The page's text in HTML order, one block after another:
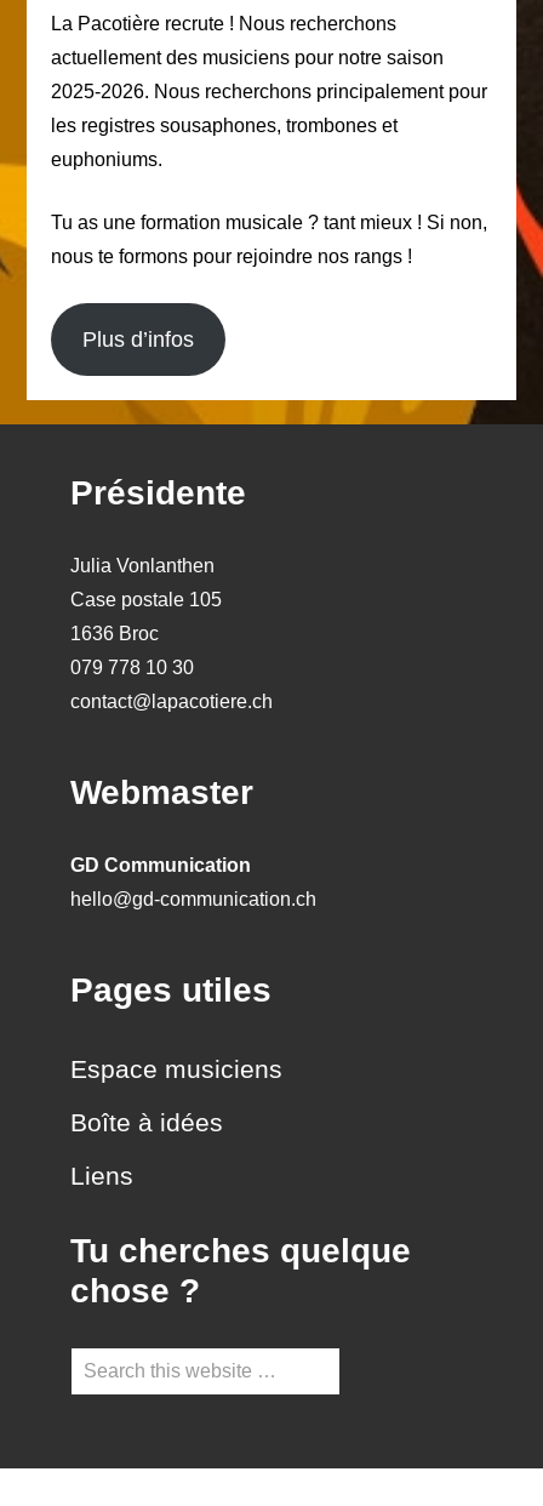
La Pacotière recrute ! Nous recherchons
actuellement des musiciens pour notre saison
2025-2026. Nous recherchons principalement pour
les registres sousaphones, trombones et
euphoniums.
Tu as une formation musicale ? tant mieux ! Si non,
nous te formons pour rejoindre nos rangs !
Plus d’infos
Footer
Présidente
Julia Vonlanthen
Case postale 105
1636 Broc
079 778 10 30
contact@lapacotiere.ch
Webmaster
GD Communication
hello@gd-communication.ch
Pages utiles
Espace musiciens
Boîte à idées
Liens
Tu cherches quelque
chose ?
Search
this